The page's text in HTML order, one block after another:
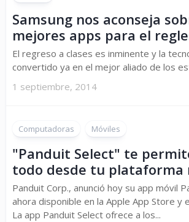
Samsung nos aconseja
mejores apps para el
El regreso a clases es inminente y la
convertido ya en el mejor aliado de los
1 septiembre, 2014
Computadoras Móviles
"Panduit Select" te
todo desde tu plataforma
Panduit Corp., anunció hoy su app móvil
ahora disponible en la Apple App Store y
La app Panduit Select ofrece a los...